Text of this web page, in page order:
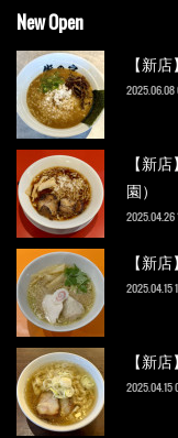
New Open
【新
2025.06.08
【新
園）
2025.04.26
【新
2025.04.15
【新
2025.04.15